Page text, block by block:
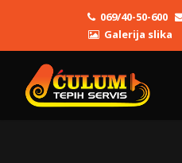
069/40-50-600
Galerija slika